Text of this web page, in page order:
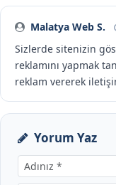
Malatya Web S.
Sizlerde sitenizin
reklamını yapmak
reklam vererek
Yorum Yaz